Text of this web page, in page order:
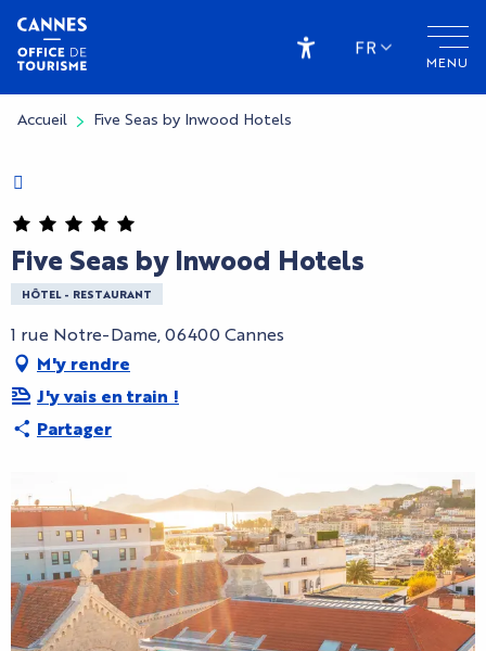
Aller
contenu
principal
MENU
Accessibilité
FR
Accueil Five Seas by Inwood Hotels
Five Seas by Inwood Hotels
HÔTEL - RESTAURANT
Charte Bienvenue à Cannes
1 rue Notre-Dame, 06400 Cannes
M'y rendre
J'y vais en train !
Partager